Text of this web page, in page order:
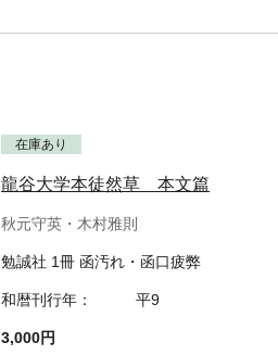
在庫あり
龍谷大学本徒然草 本文篇
秋元守英・木村雅則
勉誠社 1冊 函汚れ・函口疲弊
和暦刊行年： 平9
3,000円